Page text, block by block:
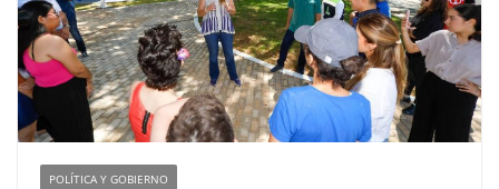
POLÍTICA Y GOBIERNO